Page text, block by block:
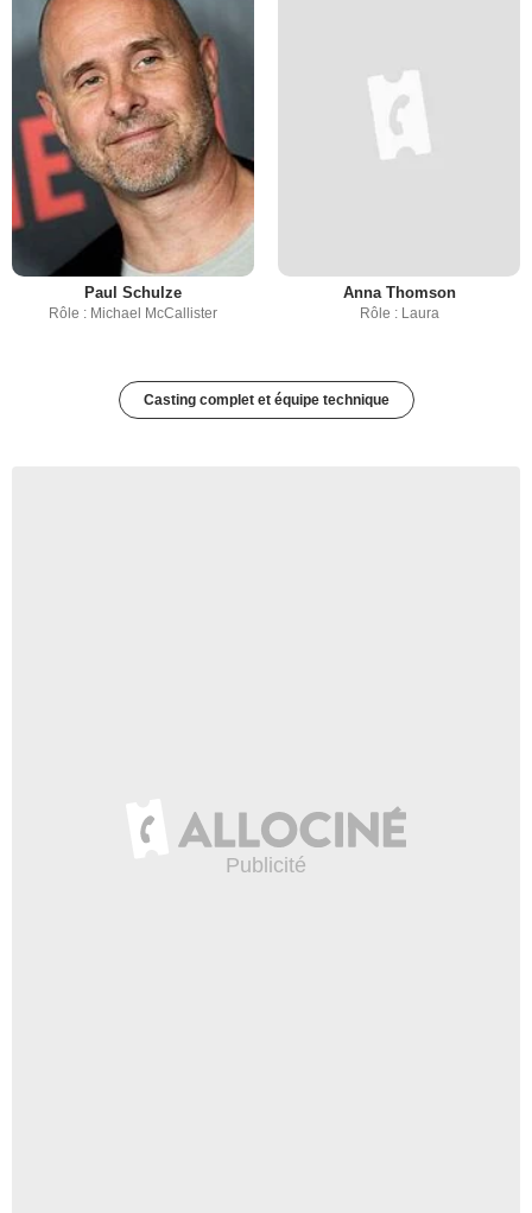
Paul Schulze
Rôle : Michael McCallister
Anna Thomson
Rôle : Laura
Casting complet et équipe technique